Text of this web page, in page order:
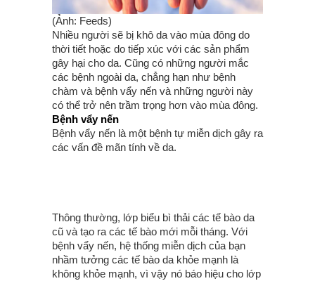
(Ảnh: Feeds)
Nhiều người sẽ bị khô da vào mùa đông do
thời tiết hoặc do tiếp xúc với các sản phẩm
gây hại cho da. Cũng có những người mắc
các bệnh ngoài da, chẳng hạn như bệnh
chàm và bệnh vẩy nến và những người này
có thể trở nên trầm trọng hơn vào mùa đông.
Bệnh vẩy nến
Bệnh vẩy nến là một bệnh tự miễn dịch gây ra
các vấn đề mãn tính về da.
Thông thường, lớp biểu bì thải các tế bào da
cũ và tạo ra các tế bào mới mỗi tháng. Với
bệnh vẩy nến, hệ thống miễn dịch của bạn
nhầm tưởng các tế bào da khỏe mạnh là
không khỏe mạnh, vì vậy nó báo hiệu cho lớp